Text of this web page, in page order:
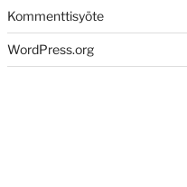
Kommenttisyöte
WordPress.org